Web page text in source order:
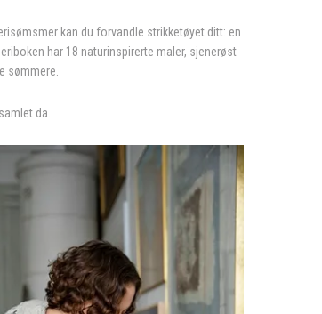
kan du forvandle strikketøyet ditt: en
har 18 naturinspirerte maler, sjenerøst
sømmere.
da.